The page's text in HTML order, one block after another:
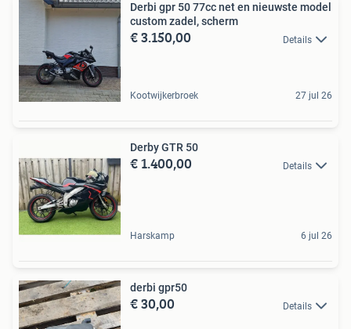
Derbi gpr 50 77cc net en nieuwste model
custom zadel, scherm
€ 3.150,00 Details
Kootwijkerbroek 27 jul 26
Derby GTR 50
€ 1.400,00 Details
Harskamp 6 jul 26
derbi gpr50
€ 30,00 Details